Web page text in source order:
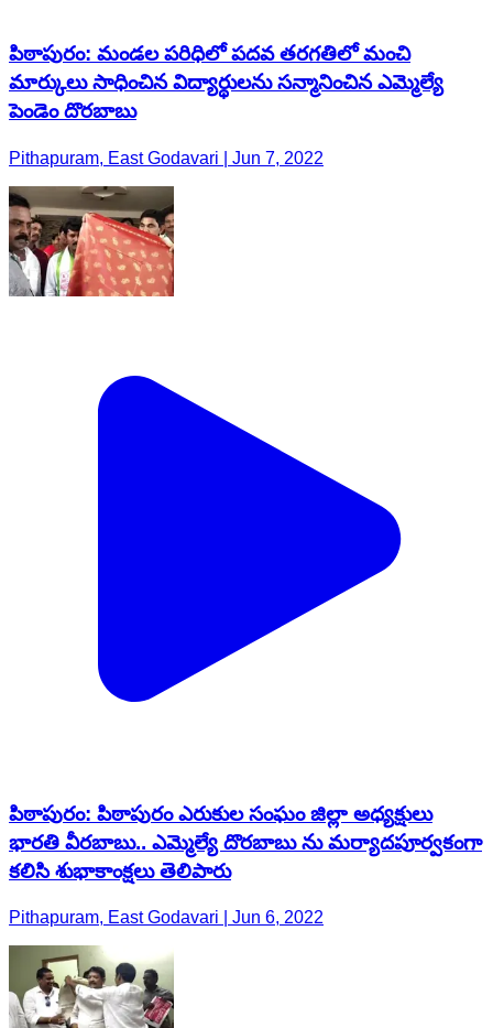
పిఠాపురం: మండల పరిధిలో పదవ తరగతిలో మంచి
మార్కులు సాధించిన విద్యార్థులను సన్మానించిన ఎమ్మెల్యే
పెండెం దొరబాబు
Pithapuram, East Godavari | Jun 7, 2022
పిఠాపురం: పిఠాపురం ఎరుకుల సంఘం జిల్లా అధ్యక్షులు
భారతి వీరబాబు.. ఎమ్మెల్యే దొరబాబు ను మర్యాదపూర్వకంగా
కలిసి శుభాకాంక్షలు తెలిపారు
Pithapuram, East Godavari | Jun 6, 2022